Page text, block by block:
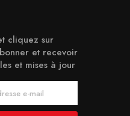
cliquez sur
et recevoir
et mises à jour